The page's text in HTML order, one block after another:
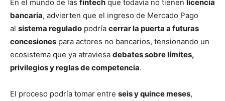
En el mundo de las fintech que todavía no tienen licencia
bancaria, advierten que el ingreso de Mercado Pago
al sistema regulado podría cerrar la puerta a futuras
concesiones para actores no bancarios, tensionando un
ecosistema que ya atraviesa debates sobre límites,
privilegios y reglas de competencia.
El proceso podría tomar entre seis y quince meses,